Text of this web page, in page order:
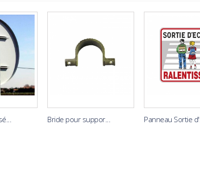
Bride pour suppor... Panneau Sortie d'...